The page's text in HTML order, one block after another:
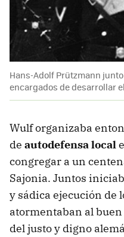
Hans-Adolf Prützmann
encargados de desarrollar
Wulf organizaba
de autodefensa local
congregar a un
Sajonia. Juntos
y sádica ejecución de
atormentaban al
del justo y digno